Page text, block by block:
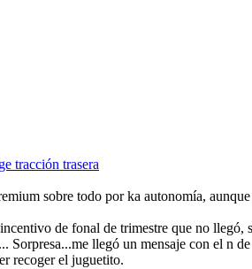
tracción trasera
sobre todo por ka autonomía,
de fonal de trimestre que no llegó,
Sorpresa...me llegó un mensaje con el n
recoger el juguetito.